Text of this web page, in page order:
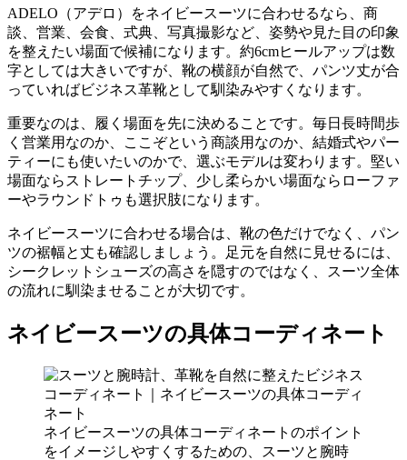
ADELO（アデロ）をネイビースーツに合わせるなら、商
談、営業、会食、式典、写真撮影など、姿勢や見た目の印象
を整えたい場面で候補になります。約6cmヒールアップは数
字としては大きいですが、靴の横顔が自然で、パンツ丈が合
っていればビジネス革靴として馴染みやすくなります。
重要なのは、履く場面を先に決めることです。毎日長時間歩
く営業用なのか、ここぞという商談用なのか、結婚式やパー
ティーにも使いたいのかで、選ぶモデルは変わります。堅い
場面ならストレートチップ、少し柔らかい場面ならローファ
ーやラウンドトゥも選択肢になります。
ネイビースーツに合わせる場合は、靴の色だけでなく、パン
ツの裾幅と丈も確認しましょう。足元を自然に見せるには、
シークレットシューズの高さを隠すのではなく、スーツ全体
の流れに馴染ませることが大切です。
ネイビースーツの具体コーディネート
ネイビースーツの具体コーディネートのポイント
をイメージしやすくするための、スーツと腕時